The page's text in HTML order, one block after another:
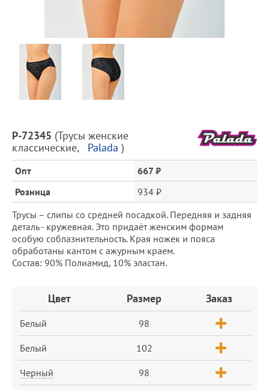
Описание
товара
и
цена
P-72345 (Трусы женские
классические, Palada )
Опт
667 ₽
Розница
934 ₽
Трусы – слипы со средней посадкой. Передняя и задняя
деталь - кружевная. Это придаёт женским формам
особую соблазнительность. Края ножек и пояса
обработаны кантом с ажурным краем.
Состав: 90% Полиамид, 10% эластан.
ЗаказЦвет Размер Заказ
Белый 98
Белый 102
Черный 98